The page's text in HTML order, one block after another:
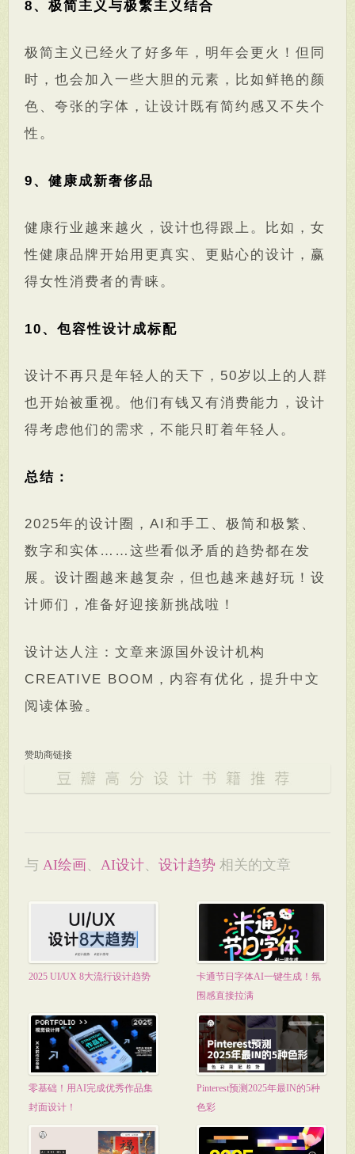
8、极简主义与极繁主义结合
极简主义已经火了好多年，明年会更火！但同
时，也会加入一些大胆的元素，比如鲜艳的颜
色、夸张的字体，让设计既有简约感又不失个
性。
9、健康成新奢侈品
健康行业越来越火，设计也得跟上。比如，女
性健康品牌开始用更真实、更贴心的设计，赢
得女性消费者的青睐。
10、包容性设计成标配
设计不再只是年轻人的天下，50岁以上的人群
也开始被重视。他们有钱又有消费能力，设计
得考虑他们的需求，不能只盯着年轻人。
总结：
2025年的设计圈，AI和手工、极简和极繁、
数字和实体……这些看似矛盾的趋势都在发
展。设计圈越来越复杂，但也越来越好玩！设
计师们，准备好迎接新挑战啦！
设计达人注：文章来源国外设计机构
CREATIVE BOOM，内容有优化，提升中文
阅读体验。
赞助商链接
与 AI绘画 AI设计 设计趋势 相关的文章
2025 UI/UX 8大流行设计趋势
卡通节日字体AI一键生成！氛
围感直接拉满
零基础！用AI完成优秀作品集
封面设计！
Pinterest预测2025年最IN的5种
色彩